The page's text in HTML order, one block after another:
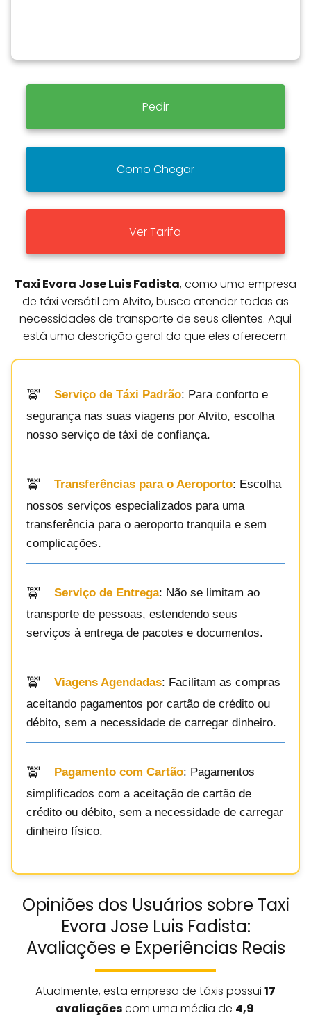
Pedir
Como Chegar
Ver Tarifa
Taxi Evora Jose Luis Fadista, como uma empresa
de táxi versátil em Alvito, busca atender todas as
necessidades de transporte de seus clientes. Aqui
está uma descrição geral do que eles oferecem:
Serviço de Táxi Padrão: Para conforto e
segurança nas suas viagens por Alvito, escolha
nosso serviço de táxi de confiança.
Transferências para o Aeroporto: Escolha
nossos serviços especializados para uma
transferência para o aeroporto tranquila e sem
complicações.
Serviço de Entrega: Não se limitam ao
transporte de pessoas, estendendo seus
serviços à entrega de pacotes e documentos.
Viagens Agendadas: Facilitam as compras
aceitando pagamentos por cartão de crédito ou
débito, sem a necessidade de carregar dinheiro.
Pagamento com Cartão: Pagamentos
simplificados com a aceitação de cartão de
crédito ou débito, sem a necessidade de carregar
dinheiro físico.
Opiniões dos Usuários sobre Taxi
Evora Jose Luis Fadista:
Avaliações e Experiências Reais
Atualmente, esta empresa de táxis possui 17
avaliaçõescom uma média de 4,9.